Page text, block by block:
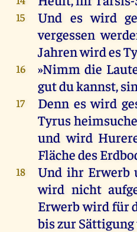
15 Und es wird
vergessen
Jahrenwirdes
16 »Nimm die
gutdu kannst,
17 Denn es wird
Tyrus
und wird
Flächedes
18 Und ihrErwerb
wird nicht
Erwerbwird für
biszurSättigung